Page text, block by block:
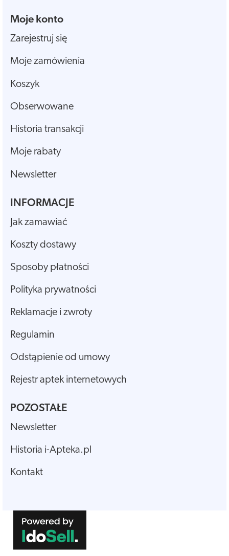
Moje konto
Zarejestruj się
Moje zamówienia
Koszyk
Obserwowane
Historia transakcji
Moje rabaty
Newsletter
INFORMACJE
Jak zamawiać
Koszty dostawy
Sposoby płatności
Polityka prywatności
Reklamacje i zwroty
Regulamin
Odstąpienie od umowy
Rejestr aptek internetowych
POZOSTAŁE
Newsletter
Historia i-Apteka.pl
Kontakt